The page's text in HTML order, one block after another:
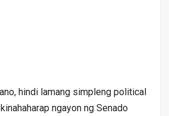
hindi lamang simpleng political
ngayon ng Senado